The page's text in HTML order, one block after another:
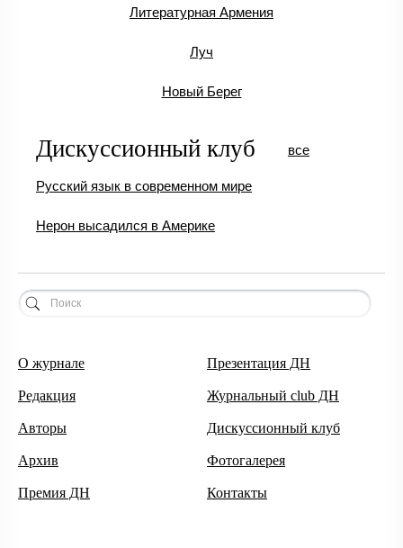
Литературная Армения
Луч
Новый Берег
Дискуссионный клуб
Русский язык в современном мире
Нерон высадился в Америке
все
О журнале
Редакция
Авторы
Архив
Премия ДН
Презентация ДН
Журнальный club ДН
Дискуссионный клуб
Фотогалерея
Контакты